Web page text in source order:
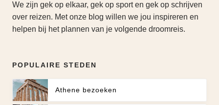
We zijn gek op elkaar, gek op sport en gek op schrijven
over reizen. Met onze blog willen we jou inspireren en
helpen bij het plannen van je volgende droomreis.
POPULAIRE STEDEN
Athene bezoeken